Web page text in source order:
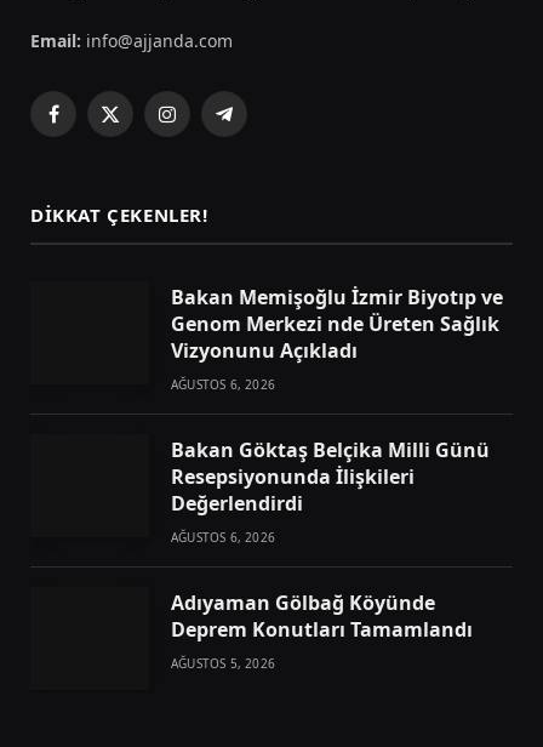
Email: info@ajjanda.com
Facebook
X
InstagramTelegram
DIKKAT ÇEKENLER!
Bakan Memişoğlu İzmir Biyotıp ve
Genom Merkezi nde Üreten Sağlık
Vizyonunu Açıkladı
AĞUSTOS 6, 2026
Bakan Göktaş Belçika Milli Günü
Resepsiyonunda İlişkileri
Değerlendirdi
AĞUSTOS 6, 2026
Adıyaman Gölbağ Köyünde
Deprem Konutları Tamamlandı
AĞUSTOS 5, 2026